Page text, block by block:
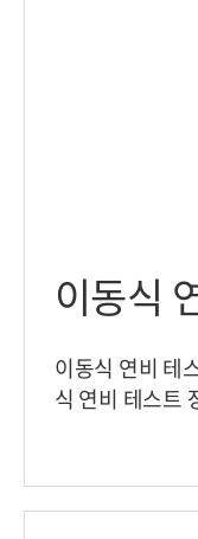
이동식
이동식 연비 테
식 연비 테스트
되었으며,계량
하여 1분당 소